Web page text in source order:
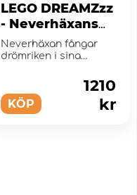
LEGO DREAMZzz
- Neverhäxans
midnattskorp
Neverhäxan fångar
drömriken i sina
KÖP
1210
kr